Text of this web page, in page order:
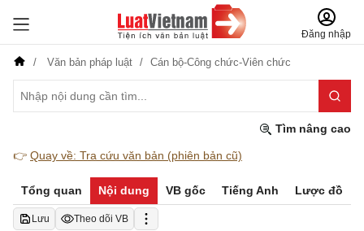
Đăng nhập
Văn bản pháp luật Cán bộ-Công chức-Viên chức
Tìm nâng cao
👉 Quay về: Tra cứu văn bản (phiên bản cũ)
Tổng quan Nội dung VB gốc Tiếng Anh Lược đồ
Lưu Theo dõi VB